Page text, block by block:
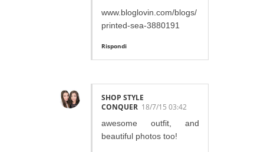
www.bloglovin.com/blogs/
printed-sea-3880191
Rispondi
SHOP STYLE
CONQUER 18/7/15 03:42
awesome outfit, and
beautiful photos too!